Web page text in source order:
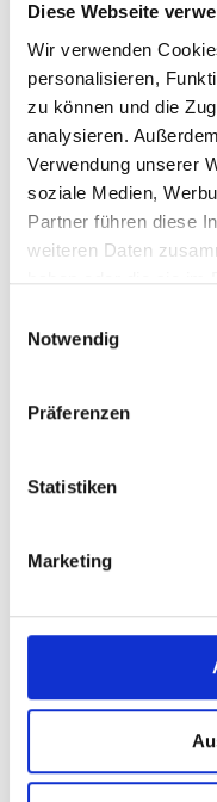
Diese Webseite
Wir verwenden
personalisieren,
zu können und die
analysieren.
Verwendung unserer
soziale Medien,
Partner führen diese
weiteren Daten
Notwendig
Präferenzen
Statistiken
Marketing
Über
Referenzen
Werttransport ab
Edelmetall-
Weitere
Offizieller